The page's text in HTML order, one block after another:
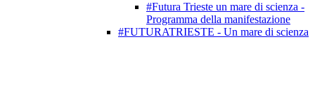
#Futura Trieste un mare di scienza -
Programma della manifestazione
#FUTURATRIESTE - Un mare di scienza